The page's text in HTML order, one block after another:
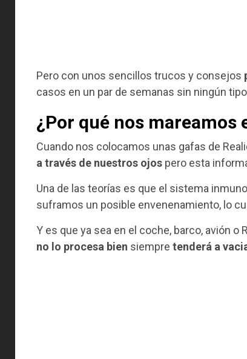
Pero con unos sencillos trucos y consejos
casos en un par de semanas sin ningún
¿Por qué nos mareamos
Cuando nos colocamos unas gafas de
a través de nuestros ojos pero esta
Una de las teorías es que el sistema
suframos un posible envenenamiento, lo
Y es que ya sea en el coche, barco, avión
no lo procesa bien siempre tenderá a